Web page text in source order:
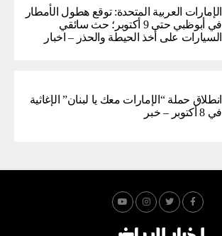
الإمارات العربية المتحدة: توقع هطول الأمطار
في أبوظبي حتى 9 أكتوبر؛ حث سائقي
السيارات على أخذ الحيطة والحذر – اخبار
انطلاق حملة “الإمارات معك يا لبنان” الإغاثية
في 8 أكتوبر – خبر